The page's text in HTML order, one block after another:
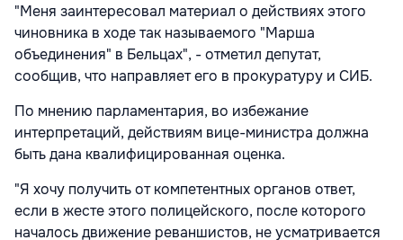
"Меня заинтересовал материал о действиях этого
чиновника в ходе так называемого "Марша
объединения" в Бельцах", - отметил депутат,
сообщив, что направляет его в прокуратуру и СИБ.
По мнению парламентария, во избежание
интерпретаций, действиям вице-министра должна
быть дана квалифицированная оценка.
"Я хочу получить от компетентных органов ответ,
если в жесте этого полицейского, после которого
началось движение реваншистов, не усматривается